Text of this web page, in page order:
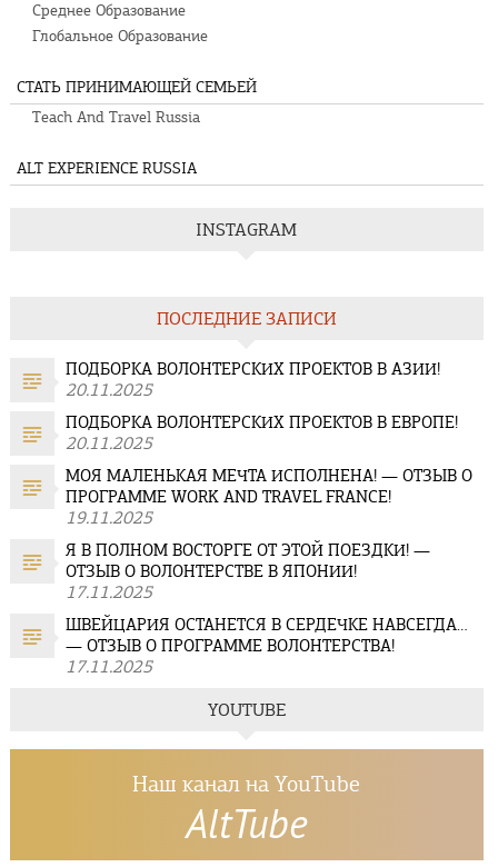
Среднее Образование
Глобальное Образование
СТАТЬ ПРИНИМАЮЩЕЙ СЕМЬЕЙ
Teach And Travel Russia
ALT EXPERIENCE RUSSIA
INSTAGRAM
ПОСЛЕДНИЕ ЗАПИСИ
ПОДБОРКА ВОЛОНТЕРСКИХ ПРОЕКТОВ В АЗИИ!
20.11.2025
ПОДБОРКА ВОЛОНТЕРСКИХ ПРОЕКТОВ В ЕВРОПЕ!
20.11.2025
МОЯ МАЛЕНЬКАЯ МЕЧТА ИСПОЛНЕНА! — ОТЗЫВ О
ПРОГРАММЕ WORK AND TRAVEL FRANCE!
19.11.2025
Я В ПОЛНОМ ВОСТОРГЕ ОТ ЭТОЙ ПОЕЗДКИ! —
ОТЗЫВ О ВОЛОНТЕРСТВЕ В ЯПОНИИ!
17.11.2025
ШВЕЙЦАРИЯ ОСТАНЕТСЯ В СЕРДЕЧКЕ НАВСЕГДА…
— ОТЗЫВ О ПРОГРАММЕ ВОЛОНТЕРСТВА!
17.11.2025
YOUTUBE
Наш канал на YouTube
AltTube